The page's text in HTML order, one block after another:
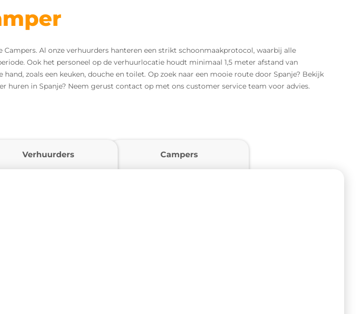
Al onze verhuurders hanteren een strikt schoonmaakprotocol, waarbij alle
Ook het personeel op de verhuurlocatie houdt minimaal 1,5 meter afstand van
zoals een keuken, douche en toilet. Op zoek naar een mooie route door Spanje? Bekijk
huren in Spanje? Neem gerust contact op met ons customer service team voor advies.
Verhuurders Campers